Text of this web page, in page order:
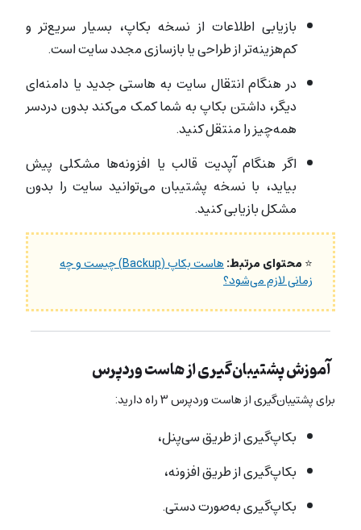
بازیابی اطلاعات از نسخه بکاپ، بسیار سریع‌تر و
کم‌هزینه‌تر از طراحی یا بازسازی مجدد سایت است.
در هنگام انتقال سایت به هاستی جدید یا دامنه‌ای
دیگر، داشتن بکاپ به شما کمک می‌کند بدون دردسر
همه‌چیز را منتقل کنید.
اگر هنگام آپدیت قالب یا افزونه‌ها مشکلی پیش
بیاید، با نسخه پشتیبان می‌توانید سایت را بدون
مشکل بازیابی کنید.
⭐محتوای مرتبط: هاست بکاپ (Backup) چیست و چه
زمانی لازم می‌شود؟
آموزش پشتیبان‌گیری از هاست وردپرس
برای پشتیبان‌گیری از هاست وردپرس ۳ راه دارید:
بکاپ‌گیری از طریق سی‌پنل،
بکاپ‌گیری از طریق افزونه،
بکاپ‌گیری به‌صورت دستی.